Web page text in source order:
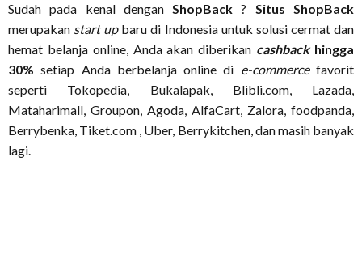
Sudah pada kenal denganShopBack? Situs ShopBack
merupakan start upbaru di Indonesia untuk solusi cermat dan
hemat belanja online, Anda akan diberikan cashbackhingga
30% setiap Anda berbelanja online di e-commercefavorit
seperti Tokopedia, Bukalapak, Blibli.com, Lazada,
Mataharimall, Groupon, Agoda, AlfaCart, Zalora, foodpanda,
Berrybenka, Tiket.com , Uber, Berrykitchen, dan masih banyak
lagi.